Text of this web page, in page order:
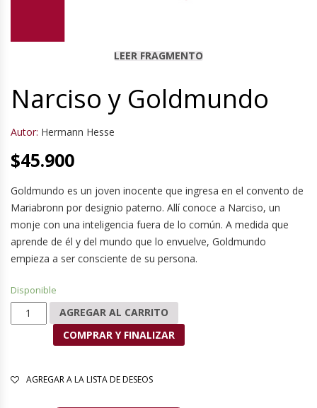
LEER FRAGMENTO
Narciso y Goldmundo
Autor: Hermann Hesse
$45.900
Goldmundo es un joven inocente que ingresa en el convento de
Mariabronn por designio paterno. Allí conoce a Narciso, un
monje con una inteligencia fuera de lo común. A medida que
aprende de él y del mundo que lo envuelve, Goldmundo
empieza a ser consciente de su persona.
Disponible
Narciso y Goldmundo cantidad
AGREGAR AL CARRITO
COMPRAR Y FINALIZAR
AGREGAR A LA LISTA DE DESEOS